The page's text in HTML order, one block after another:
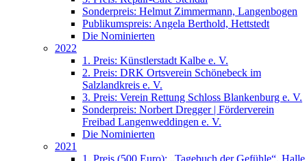
Sonderpreis: Helmut Zimmermann, Langenbogen
Publikumspreis: Angela Berthold, Hettstedt
Die Nominierten
2022
1. Preis: Künstlerstadt Kalbe e. V.
2. Preis: DRK Ortsverein Schönebeck im
Salzlandkreis e. V.
3. Preis: Verein Rettung Schloss Blankenburg e. V.
Sonderpreis: Norbert Dregger | Förderverein
Freibad Langenweddingen e. V.
Die Nominierten
2021
1. Preis (500 Euro): „Tagebuch der Gefühle“, Halle